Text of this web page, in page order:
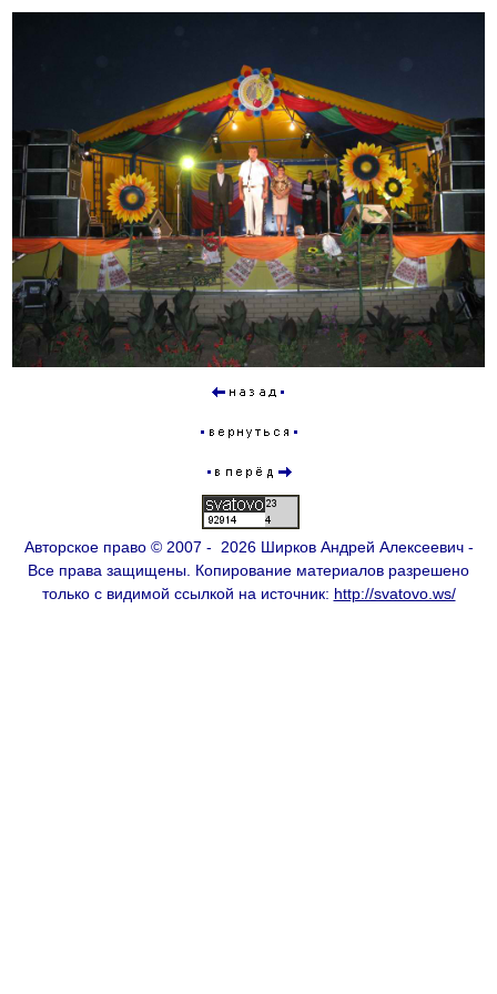
Авторское право © 2007 - 2026 Ширков Андрей Алексеевич -
Все права защищены. Копирование материалов разрешено
только с видимой ссылкой на источник: http://svatovo.ws/